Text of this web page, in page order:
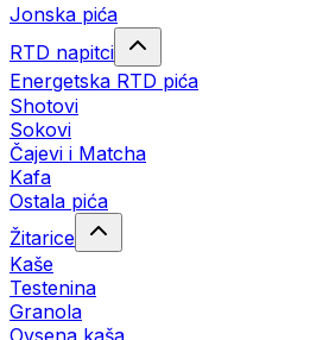
Jonska pića
RTD napitci
Energetska RTD pića
Shotovi
Sokovi
Čajevi i Matcha
Kafa
Ostala pića
Žitarice
Kaše
Testenina
Granola